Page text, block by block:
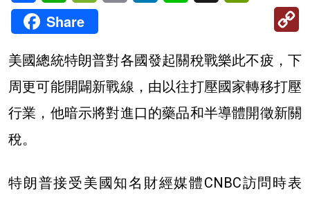
Share
美國總統特朗普對各國發起關稅戰樂此不疲，下
周更可能開闢新戰線，由以往打壓國家轉移打壓
行業，他暗示將對進口的藥品和半導體開徵新關
稅。
特朗普接受美國知名財經媒體CNBC訪問時表